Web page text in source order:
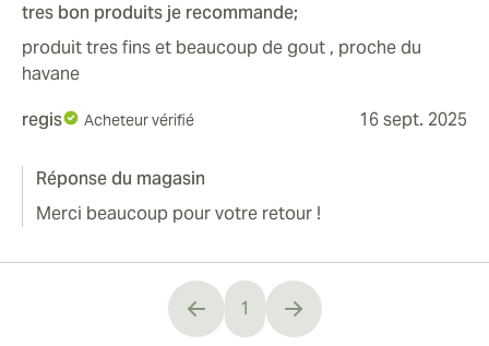
tres bon produits je recommande;
produit tres fins et beaucoup de gout , proche du
havane
regis
Acheteur vérifié 16 sept. 2025
Réponse du magasin
Merci beaucoup pour votre retour !
You're currently reading page
1